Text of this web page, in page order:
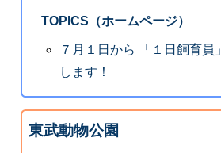
TOPICS（ホームページ）
７月１日から 「１日飼育員
します！
東武動物公園